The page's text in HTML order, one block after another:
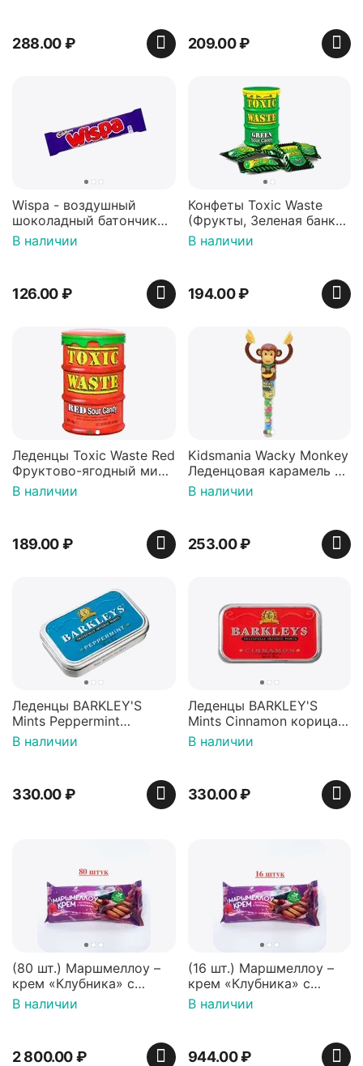
288.00₽ 209.00₽
Wispa - воздушный
шоколадный батончик
36 гр
В наличии
126.00₽
Конфеты Toxic Waste
(Фрукты, Зеленая банка,
42 гр).
В наличии
194.00₽
Леденцы Toxic Waste Red
Фруктово-ягодный микс
Красная банка 42 г,
Пакистан
В наличии
189.00₽
Kidsmania Wacky Monkey
Леденцовая карамель с
игрушкой Ваки Манки
12г, Китай
В наличии
253.00₽
Леденцы BARKLEY'S
Mints Peppermint
перечная мята 50г,
Нидерланды
В наличии
330.00₽
Леденцы BARKLEY'S
Mints Cinnamon корица
50г, Нидерланды
В наличии
330.00₽
(80 шт.) Маршмеллоу –
крем «Клубника» с
палочками (ТМ
«Зефирный Лео»)
В наличии
2 800.00₽
(16 шт.) Маршмеллоу –
крем «Клубника» с
палочками (ТМ
«Зефирный Лео»)
В наличии
944.00₽